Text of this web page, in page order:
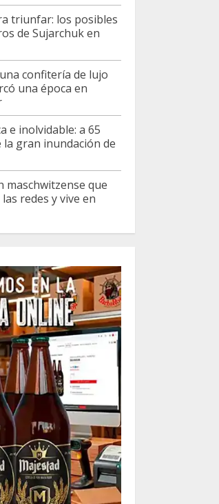
triunfar: los posibles
de Sujarchuk en
confitería de lujo
una época en
e inolvidable: a 65
la gran inundación de
maschwitzense que
redes y vive en